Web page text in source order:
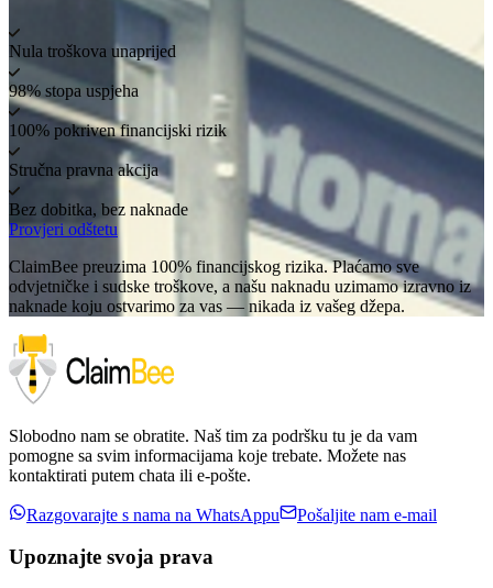
Nula troškova unaprijed
98% stopa uspjeha
100% pokriven financijski rizik
Stručna pravna akcija
Bez dobitka, bez naknade
Provjeri odštetu
ClaimBee preuzima 100% financijskog rizika. Plaćamo sve
odvjetničke i sudske troškove, a našu naknadu uzimamo izravno iz
naknade koju ostvarimo za vas — nikada iz vašeg džepa.
Slobodno nam se obratite. Naš tim za podršku tu je da vam
pomogne sa svim informacijama koje trebate. Možete nas
kontaktirati putem chata ili e-pošte.
Razgovarajte s nama na WhatsAppu Pošaljite nam e-mail
Upoznajte svoja prava